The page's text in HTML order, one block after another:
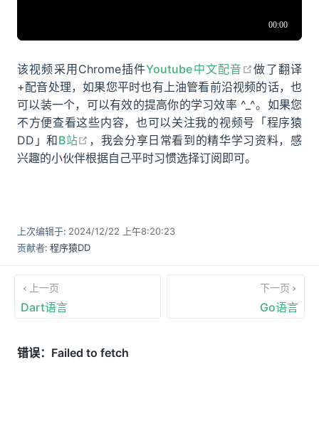
该视频采用Chrome插件Youtube中文配音 open in
做了翻译
+配音处理，如果您平时也有上油管看前沿视频的话，也
可以装一个，可以有效的提高你的学习效率 ^_^。如果您
不方便查看这些内容，也可以关注我的视频号「程序猿
DD」和B站 open in new window
，我会分享日常看到的精华学习资料，感
兴趣的小伙伴根据自己平时习惯选择订阅即可。
上次编辑于: 2024/12/22 上午8:20:23
贡献者: 程序猿DD
上一页
Dart语言
下一页
Go语言